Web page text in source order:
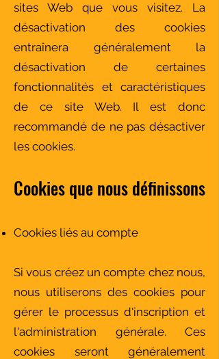
sites Web que vous visitez. La
désactivation des cookies
entraînera généralement la
désactivation de certaines
fonctionnalités et caractéristiques
de ce site Web. Il est donc
recommandé de ne pas désactiver
les cookies.
Cookies que nous définissons
​Cookies liés au compte
Si vous créez un compte chez nous,
nous utiliserons des cookies pour
gérer le processus d'inscription et
l'administration générale. Ces
cookies seront généralement